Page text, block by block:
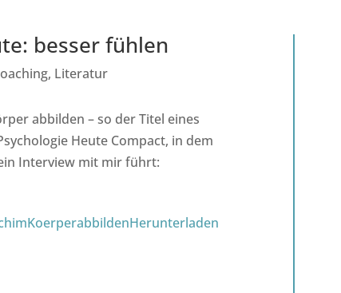
besser fühlen
, Literatur
abbilden – so der Titel eines
Heute Compact, in dem
Interview mit mir führt:
Herunterladen